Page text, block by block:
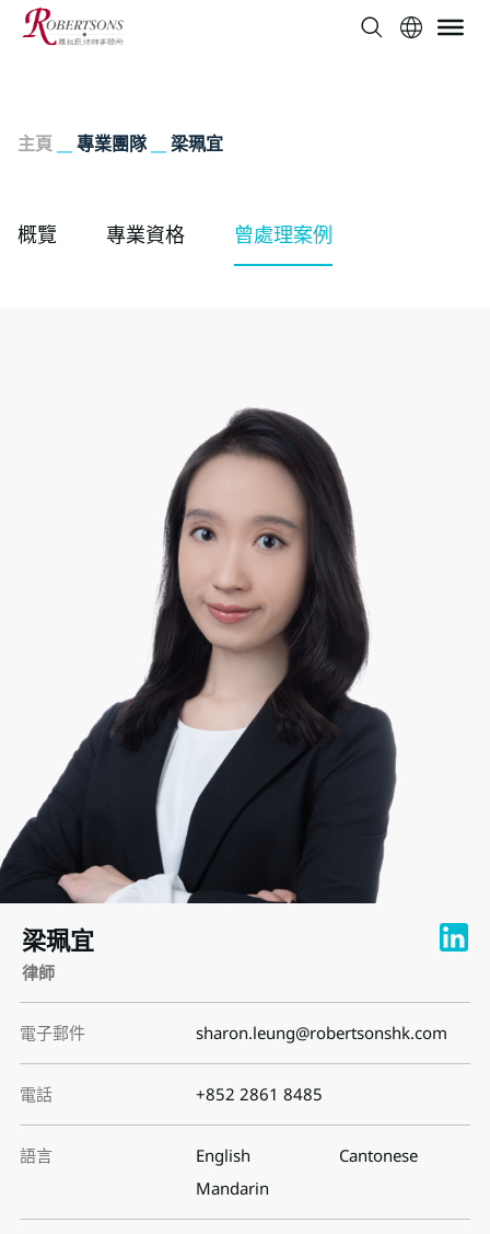
主頁 專業團隊__ 梁珮宜
概覽 專業資格 曾處理案例
梁珮宜
律師
電子郵件 sharon.leung@robertsonshk.com
電話 +852 2861 8485
語言 English
Cantonese
Mandarin